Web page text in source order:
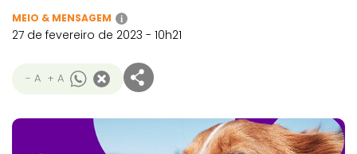
MEIO & MENSAGEM i
27 de fevereiro de 2023 - 10h21
- A + A